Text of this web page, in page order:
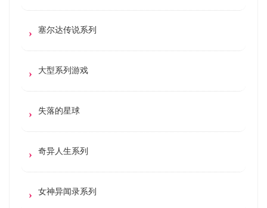
塞尔达传说系列
大型系列游戏
失落的星球
奇异人生系列
女神异闻录系列